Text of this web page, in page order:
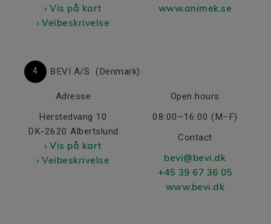
› Vis på kart
› Veibeskrivelse
www.animek.se
4 BEVI A/S (Denmark)
Adresse
Herstedvang 10
DK-2620 Albertslund
› Vis på kart
› Veibeskrivelse
Open hours
08:00–16:00 (M–F)
Contact
bevi@bevi.dk
+45 39 67 36 05
www.bevi.dk